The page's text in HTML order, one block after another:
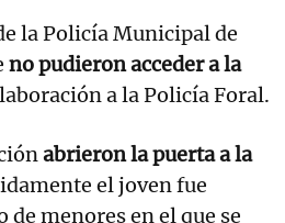
la Policía Municipal de
no pudieron acceder a la
a la Policía Foral.
abrieron la puerta a la
el joven fue
menores en el que se